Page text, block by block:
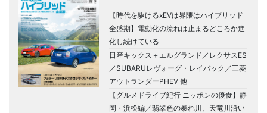
【時代を駆けるxEVは界隈はハイブリッド
全盛期】電動化の流れは止まるどころか進
化し続けている
日産キックス＋エルグランド／レクサスES
／SUBARUレヴォーグ・レイバック／三菱
アウトランダーPHEV 他
【グルメドライブ紀行 ニッポンの優食】静
岡・浜松編／翡翠色の暴れ川、天竜川沿い